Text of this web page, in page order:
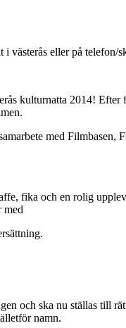
i västerås eller på telefon/
kulturnatta 2014! Efter
med Filmbasen,
fika och en rolig
med
och ska nu ställas till
namn.